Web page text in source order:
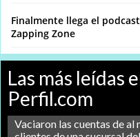
Finalmente llega el
Zapping Zone
Las más leídas
Perfil.com
Vaciaron las cuentas de al